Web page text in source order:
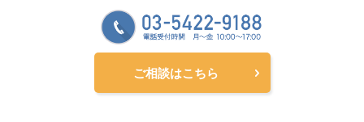
ご相談はこちら